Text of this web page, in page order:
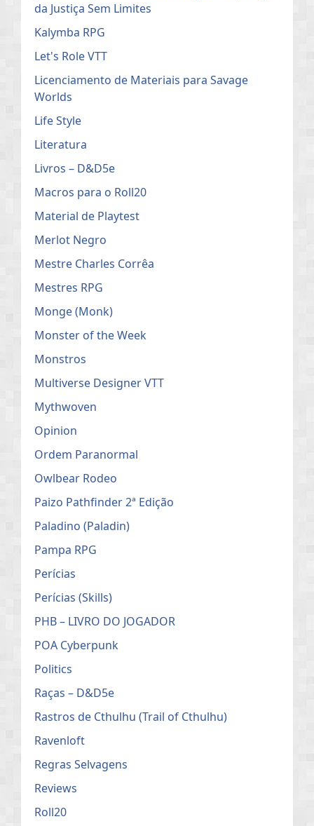
da Justiça Sem Limites
Kalymba RPG
Let's Role VTT
Licenciamento de Materiais para Savage
Worlds
Life Style
Literatura
Livros – D&D5e
Macros para o Roll20
Material de Playtest
Merlot Negro
Mestre Charles Corrêa
Mestres RPG
Monge (Monk)
Monster of the Week
Monstros
Multiverse Designer VTT
Mythwoven
Opinion
Ordem Paranormal
Owlbear Rodeo
Paizo Pathfinder 2ª Edição
Paladino (Paladin)
Pampa RPG
Perícias
Perícias (Skills)
PHB – LIVRO DO JOGADOR
POA Cyberpunk
Politics
Raças – D&D5e
Rastros de Cthulhu (Trail of Cthulhu)
Ravenloft
Regras Selvagens
Reviews
Roll20